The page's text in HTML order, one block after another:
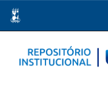
navigation